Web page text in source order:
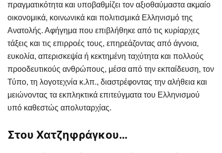
πραγματικότητα και υποβαθμίζει τον αξιοθαύμαστα ακμαίο
οικονομικά, κοινωνικά και πολιτισμικά Ελληνισμό της
Ανατολής. Αφήγημα που επιβλήθηκε από τις κυρίαρχες
τάξεις και τις επιρροές τους, επηρεάζοντας από άγνοια,
ευκολία, απερισκεψία ή κεκτημένη ταχύτητα και πολλούς
προοδευτικούς ανθρώπους, μέσα από την εκπαίδευση, τον
Τύπο, τη λογοτεχνία κ.λπ., διαστρέφοντας την αλήθεια και
μειώνοντας τα εκπληκτικά επιτεύγματα του Ελληνισμού
υπό καθεστώς απολυταρχίας.
Στου Χατζηφράγκου…